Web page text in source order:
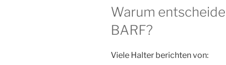
Warum
BARF?
Viele Halter berichten von: